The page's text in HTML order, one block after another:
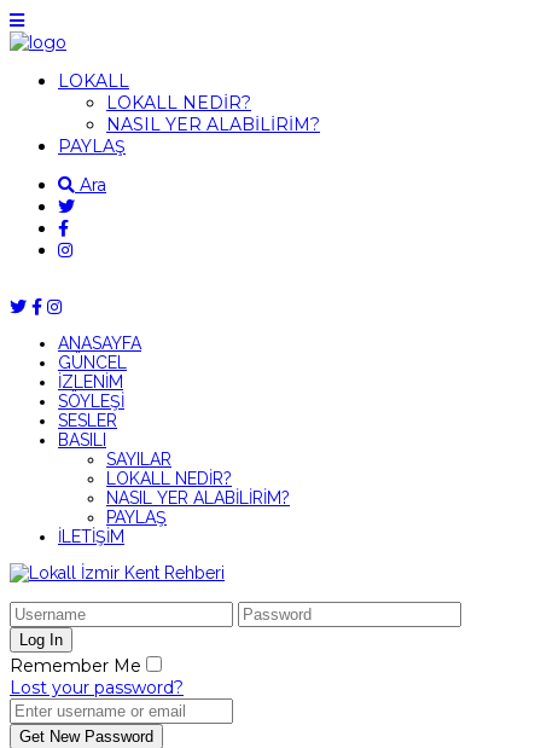
LOKALL
LOKALL NEDİR?
NASIL YER ALABİLİRİM?
PAYLAŞ
Ara
ANASAYFA
GÜNCEL
İZLENİM
SÖYLEŞİ
SESLER
BASILI
SAYILAR
LOKALL NEDİR?
NASIL YER ALABİLİRİM?
PAYLAŞ
İLETİŞİM
Remember Me
Lost your password?